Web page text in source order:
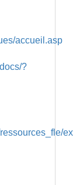
accueil.asp
?